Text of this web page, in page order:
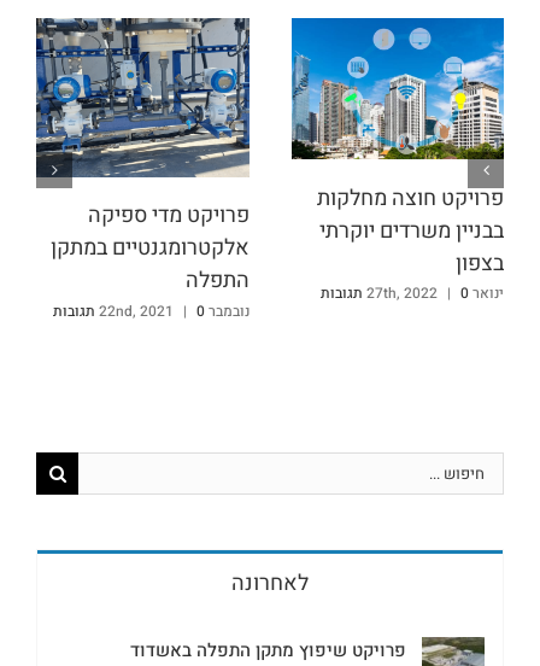
פרויקט חוצה מחלקות
בבניין משרדים יוקרתי
בצפון
ינואר 27th, 2022 | 0 תגובות
פרויקט מדי ספיקה
אלקטרומגנטיים במתקן
התפלה
נובמבר 22nd, 2021 | 0 תגובות
לאחרונה
פרויקט שיפוץ מתקן התפלה באשדוד